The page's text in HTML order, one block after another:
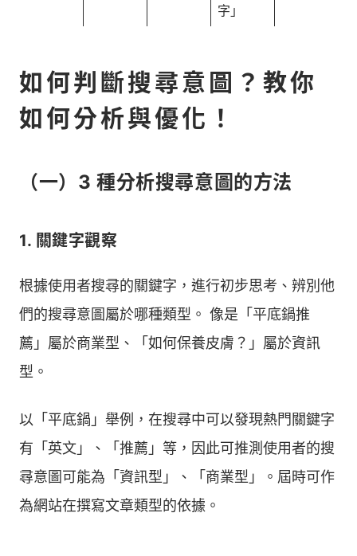
字」
如何判斷搜尋意圖？教你
如何分析與優化！
（一）3 種分析搜尋意圖的方法
1. 關鍵字觀察
根據使用者搜尋的關鍵字，進行初步思考、辨別他
們的搜尋意圖屬於哪種類型。 像是「平底鍋推
薦」屬於商業型、「如何保養皮膚？」屬於資訊
型。
以「平底鍋」舉例，在搜尋中可以發現熱門關鍵字
有「英文」、「推薦」等，因此可推測使用者的搜
尋意圖可能為「資訊型」、「商業型」。屆時可作
為網站在撰寫文章類型的依據。